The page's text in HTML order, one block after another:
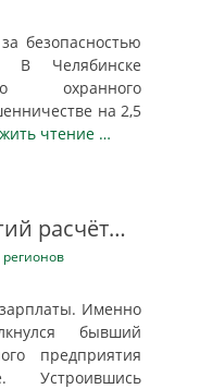
безопасностью
В Челябинске
охранного
на 2,5
чтение …
расчёт…
Именно
бывший
предприятия
Устроившись